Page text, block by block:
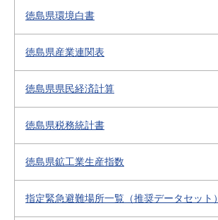
徳島県環境白書
徳島県産業連関表
徳島県県民経済計算
徳島県税務統計書
徳島県鉱工業生産指数
指定緊急避難場所一覧（推奨データセット）